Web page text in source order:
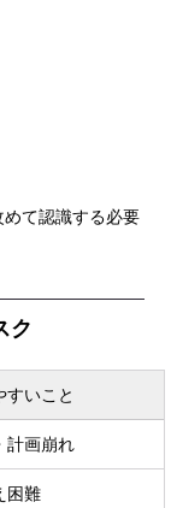
て認識する必要
ク
すいこと
計画崩れ
困難